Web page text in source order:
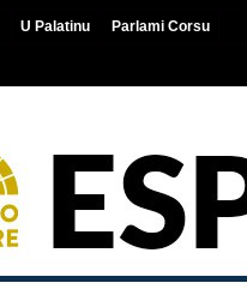
U Palatinu Parlami Corsu